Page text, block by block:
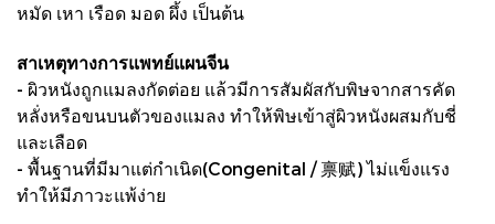
หมัด เหา เรือด มอด ผึ้ง เป็นต้น
สาเหตุทางการแพทย์แผนจีน
- ผิวหนังถูกแมลงกัดต่อย แล้วมีการสัมผัสกับพิษจากสารคัด
หลั่งหรือขนบนตัวของแมลง ทำให้พิษเข้าสู่ผิวหนังผสมกับชี่
และเลือด
- พื้นฐานที่มีมาแต่กำเนิด(Congenital / 禀赋) ไม่แข็งแรง
ทำให้มีภาวะแพ้ง่าย